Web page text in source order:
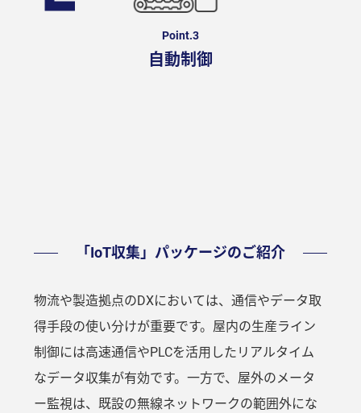
Point.3
自動制御
「IoT収集」パッケージのご紹介
物流や製造拠点のDXにおいては、通信やデータ取
得手段の使い分けが重要です。屋内の生産ライン
制御には高速通信やPLCを活用したリアルタイム
なデータ収集が有効です。一方で、屋外のメータ
ー監視は、既設の無線ネットワークの範囲外にな